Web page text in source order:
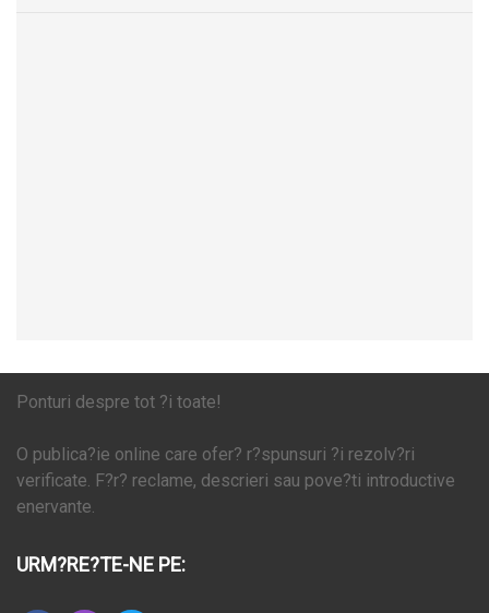
Ponturi despre tot ?i toate!
O publica?ie online care ofer? r?spunsuri ?i rezolv?ri
verificate. F?r? reclame, descrieri sau pove?ti introductive
enervante.
URM?RE?TE-NE PE: